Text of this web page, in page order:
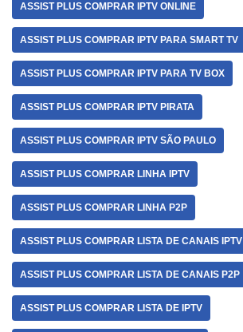
ASSIST PLUS COMPRAR IPTV ONLINE
ASSIST PLUS COMPRAR IPTV PARA SMART TV
ASSIST PLUS COMPRAR IPTV PARA TV BOX
ASSIST PLUS COMPRAR IPTV PIRATA
ASSIST PLUS COMPRAR IPTV SÃO PAULO
ASSIST PLUS COMPRAR LINHA IPTV
ASSIST PLUS COMPRAR LINHA P2P
ASSIST PLUS COMPRAR LISTA DE CANAIS IPTV
ASSIST PLUS COMPRAR LISTA DE CANAIS P2P
ASSIST PLUS COMPRAR LISTA DE IPTV